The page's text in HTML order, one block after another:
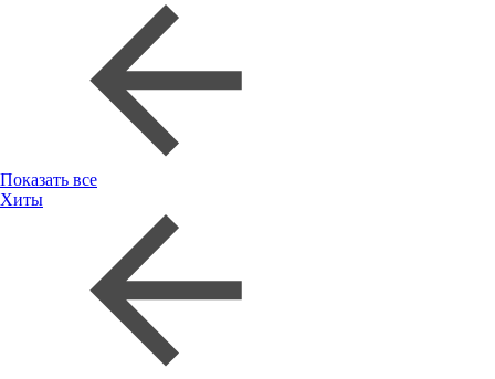
Показать все
Хиты